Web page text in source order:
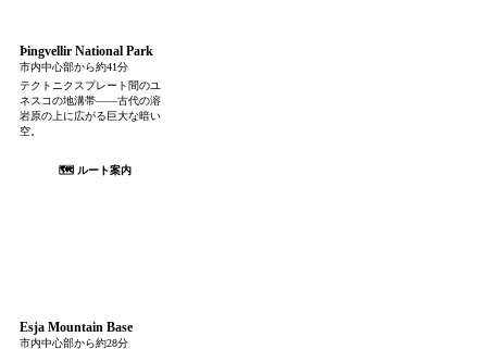
Þingvellir National Park
市内中心部から約41分
テクトニクスプレート間のユ
ネスコの地溝帯——古代の溶
岩原の上に広がる巨大な暗い
空。
🗺 ルート案内
Esja Mountain Base
市内中心部から約28分